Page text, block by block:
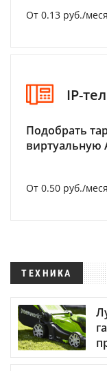
От 0.13 руб./
IP-
Подобрать
виртуальную
От 0.50 руб./
ТЕХНИКА